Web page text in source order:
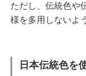
ただし、伝統色や
様を多用しないよ
日本伝統色を